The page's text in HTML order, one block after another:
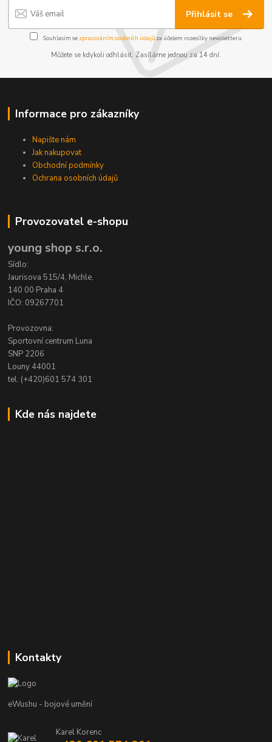
Přihlásit se
Souhlasím se zpracováním osobních údajůza účelem rozesílky newsletteru.
Můžete se kdykoli odhlásit. Zasíláme jednou za 14 dní.
Informace pro zákazníky
Napište nám
Jak nakupovat
Obchodní podmínky
Ochrana osobních údajů
Provozovatel e-shopu
young shop s.r.o.
Sídlo:
Jaurisova 515/4, Michle,
140 00 Praha 4
IČO: 09267701
Provozovna:
Sportovní centrum Luna
SNP 2206
Louny 44001
tel. (+420)601 574 301
Kde nás najdete
Kontakty
eWushu - bojové umění
Karel Korenc